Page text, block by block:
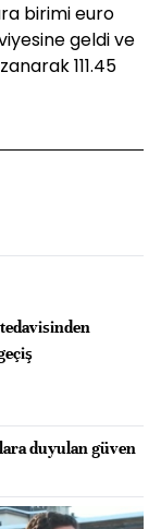
birimi euro
geldi ve
111.45
tedavisinden
duyulan güven